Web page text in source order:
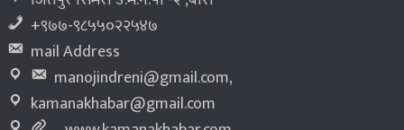
+९७७-९८५५०२२५४७
mail Address
manojindreni@gmail.com,
kamanakhabar@gmail.com